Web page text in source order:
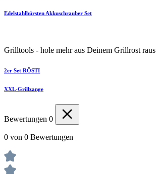
Edelstahlbürsten Akkuschrauber Set
Grilltools - hole mehr aus Deinem Grillrost raus
2er Set RÖSTI
XXL-Grillzange
Bewertungen 0
0 von 0 Bewertungen